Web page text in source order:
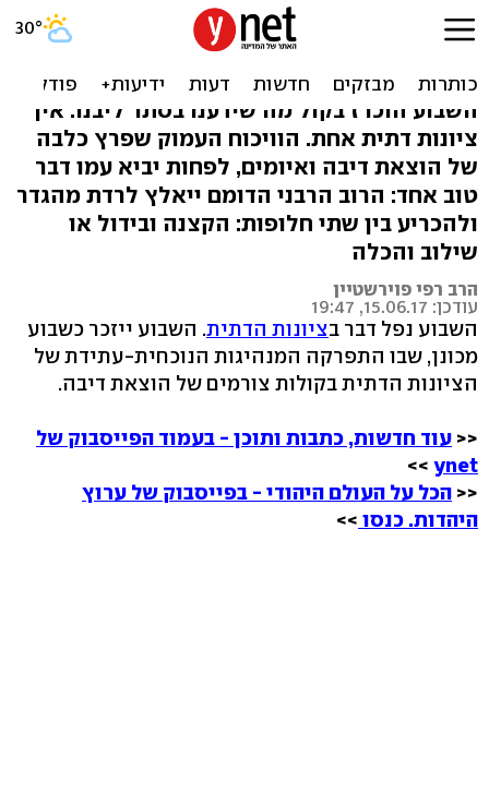
מלחמות היהודים: הציונות
הדתית נקרעה לשניים
השבוע הוכרז בקול מה שידענו בסתר ליבנו: אין
ציונות דתית אחת. הוויכוח העמוק שפרץ כלבה
של הוצאת דיבה ואיומים, לפחות יביא עמו דבר
טוב אחד: הרוב הרבני הדומם ייאלץ לרדת מהגדר
ולהכריע בין שתי חלופות: הקצנה ובידול או
שילוב והכלה
הרב רפי פוירשטיין
עודכן: 15.06.17, 19:47
השבוע נפל דבר בציונות הדתית. השבוע ייזכר כשבוע
מכונן, שבו התפרקה המנהיגות הנוכחית-עתידת של
הציונות הדתית בקולות צורמים של הוצאת דיבה.
<< עוד חדשות, כתבות ותוכן - בעמוד הפייסבוק של
ynet
>>
<< הכל על העולם היהודי - בפייסבוק של ערוץ
היהדות. כנסו >>